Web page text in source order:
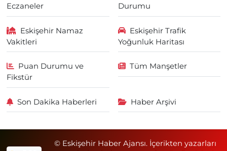
Eczaneler
Durumu
Eskişehir Namaz
Vakitleri
Eskişehir Trafik
Yoğunluk Haritası
Puan Durumu ve
Fikstür
Tüm Manşetler
Son Dakika Haberleri Haber Arşivi
© Eskişehir Haber Ajansı. İçerikten yazarları